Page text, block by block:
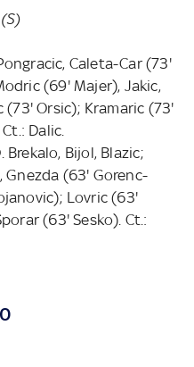
Caleta-Car (73'
(69' Majer), Jakic,
(73' Orsic); Kramaric (73'
Dalic.
Brekalo, Bijol, Blazic;
Gnezda (63' Gorenc-
Lovric (63'
(63' Sesko). Ct.: